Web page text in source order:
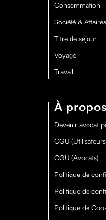
Consommation
Société & Affaires
Titre de séjour
Voyage
Travail
À propos
Devenir avocat
CGU
CGU (Avocats)
Politique de
Politique de
Politique de